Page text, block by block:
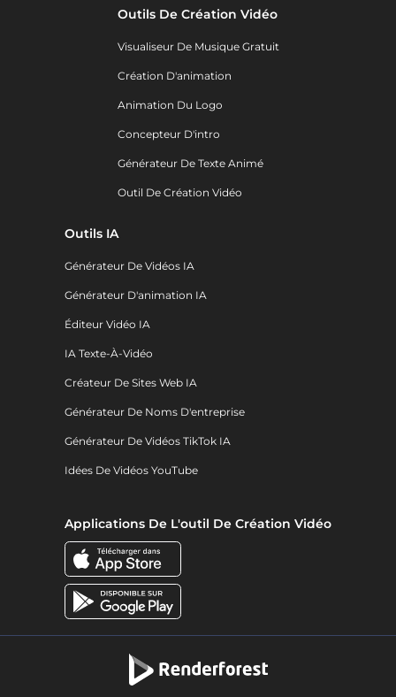
Outils De Création Vidéo
Visualiseur De Musique Gratuit
Création D'animation
Animation Du Logo
Concepteur D'intro
Générateur De Texte Animé
Outil De Création Vidéo
Outils IA
Générateur De Vidéos IA
Générateur D'animation IA
Éditeur Vidéo IA
IA Texte-À-Vidéo
Créateur De Sites Web IA
Générateur De Noms D'entreprise
Générateur De Vidéos TikTok IA
Idées De Vidéos YouTube
Applications De L'outil De Création Vidéo